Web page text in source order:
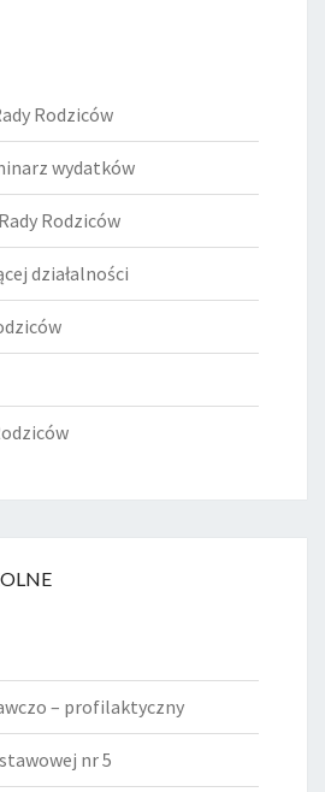
Rodziców
wydatków
Rodziców
działalności
– profilaktyczny
nr 5